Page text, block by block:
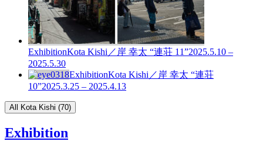
ExhibitionKota Kishi／岸 幸太 “連荘 11”2025.5.10 –
2025.5.30
ExhibitionKota Kishi／岸 幸太 “連荘
10”2025.3.25 – 2025.4.13
All Kota Kishi (70)
Exhibition